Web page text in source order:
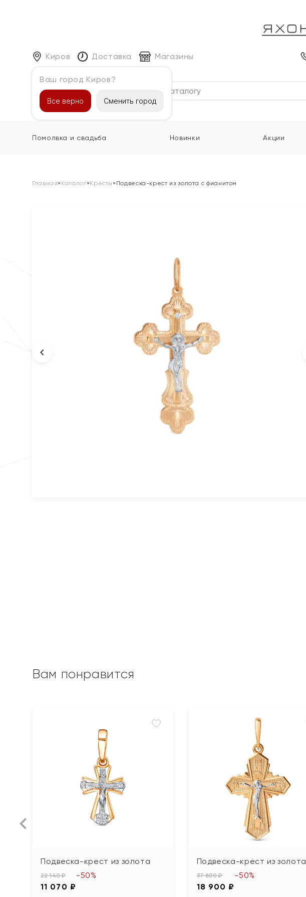
Киров
Ваш город Киров?
Все верно Сменить город
Доставка Магазины
Каталог
Помолвка и свадьба Новинки Акции
Главная» Каталог»Кресты » Подвеска-крест из золота с фианитом
Вам понравится
Подвеска-крест из золота
22 140 ₽
11 070 ₽
-50%
Подвеска-крест из золота
37 800 ₽
18 900 ₽
-50%